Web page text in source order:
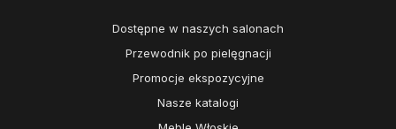
Dostępne w naszych salonach
Przewodnik po pielęgnacji
Promocje ekspozycyjne
Nasze katalogi